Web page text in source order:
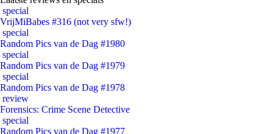
special
VrijMiBabes #316 (not very sfw!)
special
Random Pics van de Dag #1980
special
Random Pics van de Dag #1979
special
Random Pics van de Dag #1978
review
Forensics: Crime Scene Detective
special
Random Pics van de Dag #1977